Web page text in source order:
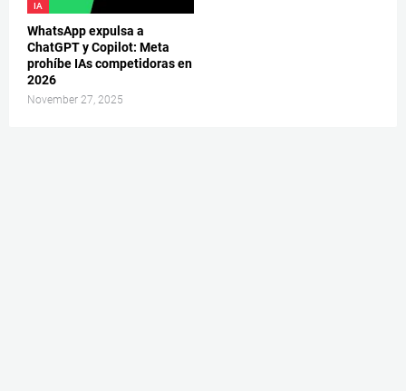
IA
WhatsApp expulsa a
ChatGPT y Copilot: Meta
prohíbe IAs competidoras en
2026
November 27, 2025